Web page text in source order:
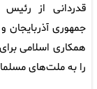
قدردانی از
جمهوری آذربایجان
همکاری اسلامی
را به ملت‌های